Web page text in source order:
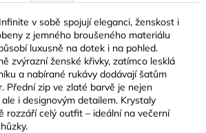
v sobě spojují eleganci, ženskost i
z jemného broušeného materiálu
luxusně na dotek i na pohled.
zvýrazní ženské křivky, zatímco lesklá
a nabírané rukávy dodávají šatům
Přední zip ve zlaté barvě je nejen
i designovým detailem. Krystaly
rozzáří celý outfit – ideální na večerní